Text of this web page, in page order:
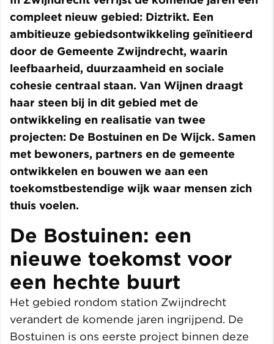
compleet nieuw gebied: Diztrikt. Een
ambitieuze gebiedsontwikkeling geïnitieerd
door de Gemeente Zwijndrecht, waarin
leefbaarheid, duurzaamheid en sociale
cohesie centraal staan. Van Wijnen draagt
haar steen bij in dit gebied met de
ontwikkeling en realisatie van twee
projecten: De Bostuinen en De Wijck. Samen
met bewoners, partners en de gemeente
ontwikkelen en bouwen we aan een
toekomstbestendige wijk waar mensen zich
thuis voelen.
De Bostuinen: een
nieuwe toekomst voor
een hechte buurt
Het gebied rondom station Zwijndrecht
verandert de komende jaren ingrijpend. De
Bostuinen is ons eerste project binnen deze